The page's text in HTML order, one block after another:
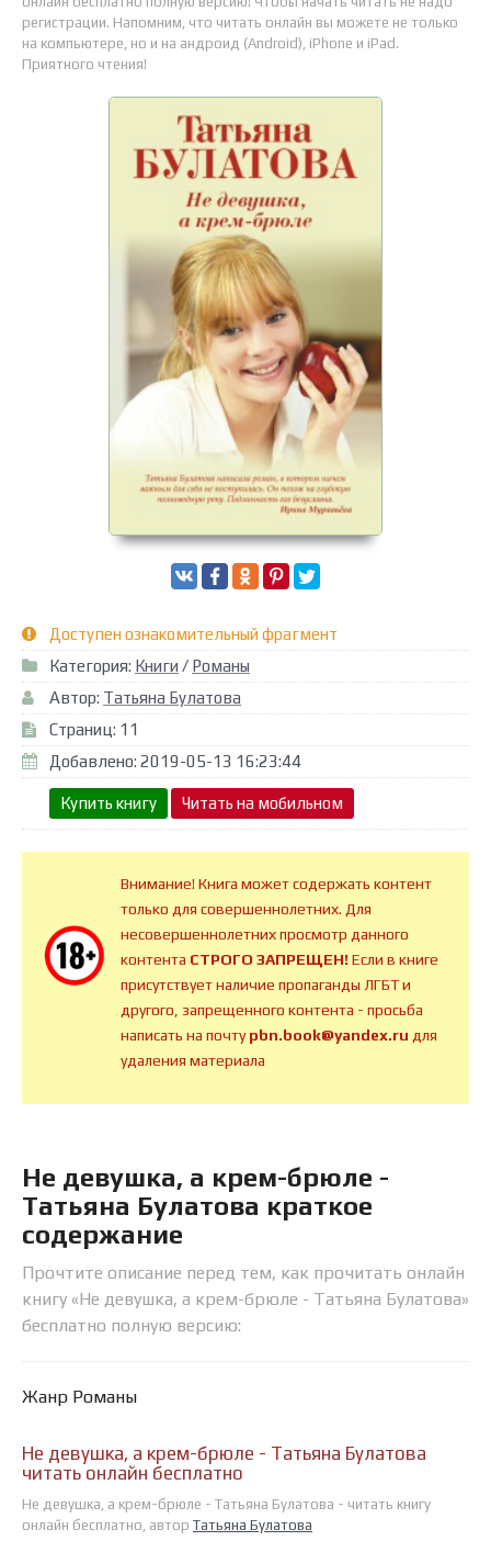
регистрации. Напомним, что читать онлайн вы можете не только
на компьютере, но и на андроид (Android), iPhone и iPad.
Приятного чтения!
Доступен ознакомительный фрагмент
Категория: Книги / Романы
Автор: Татьяна Булатова
Страниц: 11
Добавлено: 2019-05-13 16:23:44
Купить книгу Читать на мобильном
Внимание! Книга может содержать контент
только для совершеннолетних. Для
несовершеннолетних просмотр данного
контента СТРОГО ЗАПРЕЩЕН!Если в книге
присутствует наличие пропаганды ЛГБТ и
другого, запрещенного контента - просьба
написать на почтуpbn.book@yandex.ru для
удаления материала
Не девушка, а крем-брюле -
Татьяна Булатова краткое
содержание
Прочтите описание перед тем, как прочитать онлайн
книгу «Не девушка, а крем-брюле - Татьяна Булатова»
бесплатно полную версию:
Жанр Романы
Не девушка, а крем-брюле - Татьяна Булатова
читать онлайн бесплатно
Не девушка, а крем-брюле - Татьяна Булатова - читать книгу
онлайн бесплатно, автор Татьяна Булатова